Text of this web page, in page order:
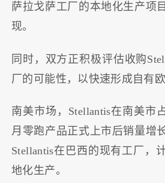
萨拉戈萨工厂的本地化生产项
现。
同时，双方正积极评估收购
厂的可能性，以快速形成自有
南美市场，Stellantis在南美市
月零跑产品正式上市后销量增
Stellantis在巴西的现有工厂，
地化生产。